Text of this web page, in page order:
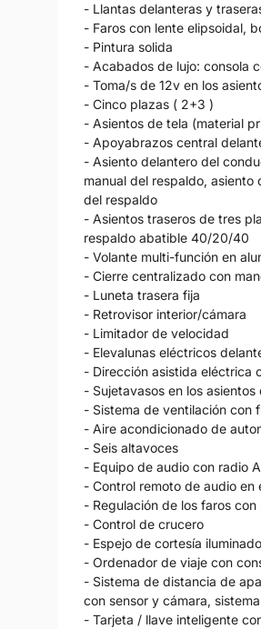
- Llantas delanteras y
- Faros con lente elipsoidal,
- Pintura solida
- Acabados de lujo: consola
- Toma/s de 12v en los
- Cinco plazas ( 2+3 )
- Asientos de tela (material
- Apoyabrazos central
- Asiento delantero del
manual del respaldo,
del respaldo
- Asientos traseros de tres
respaldo abatible 40/20/40
- Volante multi-función en
- Cierre centralizado con
- Luneta trasera fija
- Retrovisor interior/cámara
- Limitador de velocidad
- Elevalunas eléctricos
- Dirección asistida eléctrica
- Sujetavasos en los asientos
- Sistema de ventilación con
- Aire acondicionado de
- Seis altavoces
- Equipo de audio con radio
- Control remoto de audio en
- Regulación de los faros
- Control de crucero
- Espejo de cortesía
- Ordenador de viaje con
- Sistema de distancia de
con sensor y cámara,
- Tarjeta / llave inteligente